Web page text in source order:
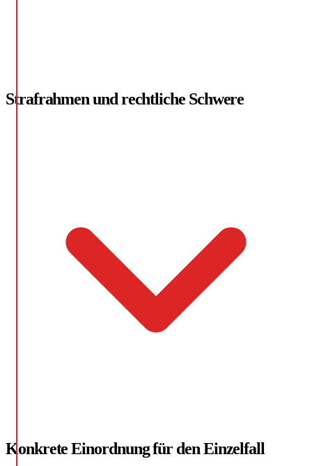
Strafrahmen und rechtliche Schwere
Konkrete Einordnung für den Einzelfall